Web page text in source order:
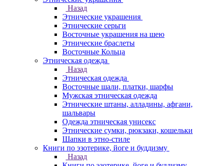
Назад
Этнические украшения
Этнические серьги
Восточные украшения на шею
Этнические браслеты
Восточные Кольца
Этническая одежда
Назад
Этническая одежда
Восточные шали, платки, шарфы
Мужская этническая одежда
Этнические штаны, алладины, афгани,
шальвары
Одежда этническая унисекс
Этнические сумки, рюкзаки, кошельки
Шапки в этно-стиле
Книги по эзотерике, йоге и буддизму
Назад